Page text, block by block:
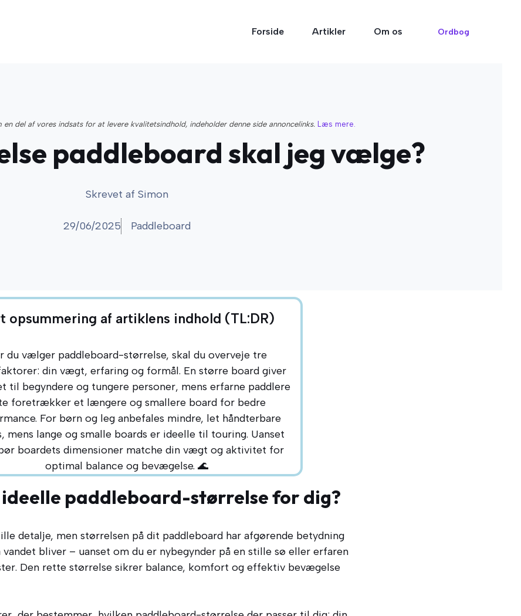
Forside Artikler Om os Ordbog
en del af vores indsats for at levere kvalitetsindhold, indeholder denne side annoncelinks. Læs mere.
paddleboard skal jeg vælge?
Skrevet af Simon
29/06/2025 Paddleboard
opsummering af artiklens indhold (TL:DR)
du vælger paddleboard-størrelse, skal du overveje tre
din vægt, erfaring og formål. En større board giver
til begyndere og tungere personer, mens erfarne paddlere
foretrækker et længere og smallere board for bedre
For børn og leg anbefales mindre, let håndterbare
mens lange og smalle boards er ideelle til touring. Uanset
boardets dimensioner matche din vægt og aktivitet for
optimal balance og bevægelse. 🌊
ideelle paddleboard-størrelse for dig?
detalje, men størrelsen på dit paddleboard har afgørende betydning
bliver – uanset om du er nybegynder på en stille sø eller erfaren
Den rette størrelse sikrer balance, komfort og effektiv bevægelse